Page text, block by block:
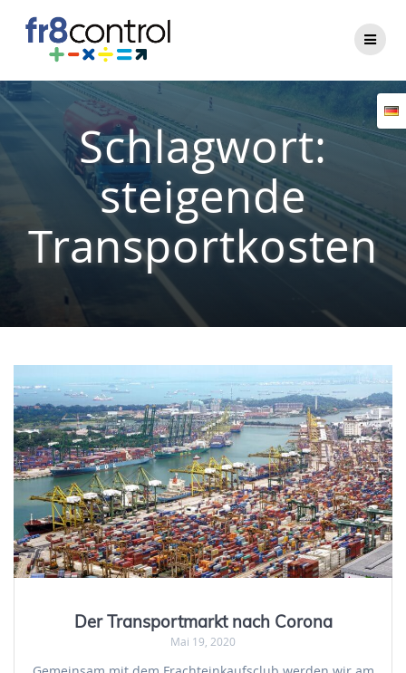
Schlagwort:
steigende
Transportkosten
Der Transportmarkt nach Corona
Mai 19, 2020